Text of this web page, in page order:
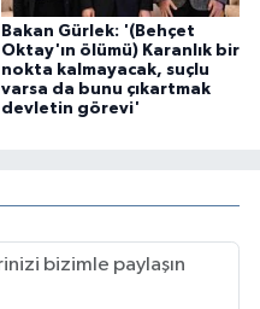
Bakan Gürlek: '(Behçet
Oktay'ın ölümü) Karanlık bir
nokta kalmayacak, suçlu
varsa da bunu çıkartmak
devletin görevi'